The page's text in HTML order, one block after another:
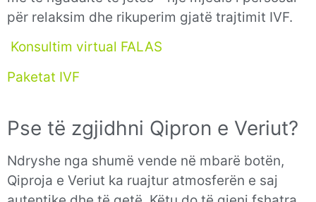
për relaksim dhe rikuperim gjatë trajtimit IVF.
Konsultim virtual FALAS
Paketat IVF
Pse të zgjidhni Qipron e Veriut?
Ndryshe nga shumë vende në mbarë botën,
Qiproja e Veriut ka ruajtur atmosferën e saj